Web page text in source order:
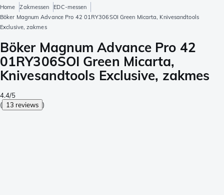
Home Zakmessen
EDC-messen
Böker Magnum Advance Pro 42 01RY306SOI Green Micarta, Knivesandtools
Exclusive, zakmes
Böker Magnum Advance Pro 42
01RY306SOI Green Micarta,
Knivesandtools Exclusive, zakmes
4.4/5
( 13 reviews )